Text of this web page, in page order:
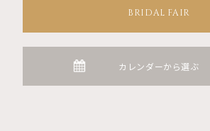
BRIDAL FAIR
カレンダーから選ぶ